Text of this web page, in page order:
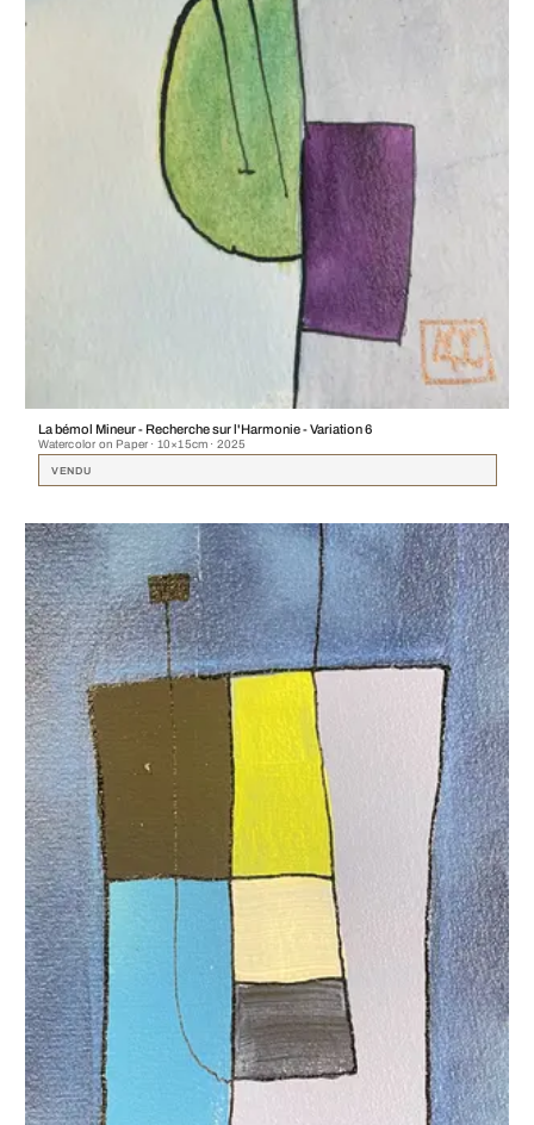
La bémol Mineur - Recherche sur l'Harmonie - Variation 6
Watercolor on Paper · 10×15cm · 2025
VENDU